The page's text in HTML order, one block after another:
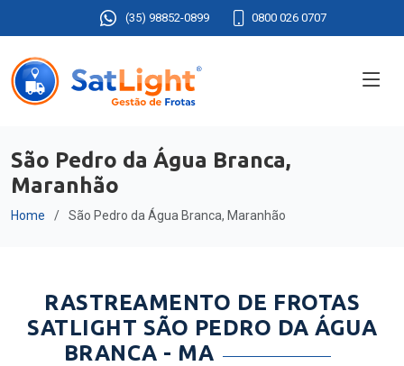
(35) 98852-0899 0800 026 0707
São Pedro da Água Branca,
Maranhão
Home São Pedro da Água Branca, Maranhão
RASTREAMENTO DE FROTAS
SATLIGHT SÃO PEDRO DA ÁGUA
BRANCA - MA